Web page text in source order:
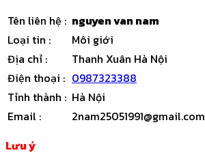
Tên liên hệ : nguyen van nam
Loại tin :
Môi giới
Địa chỉ :
Thanh Xuân Hà Nội
Điện thoại : 0987323388
Tỉnh thành : Hà Nội
Email :
2nam25051991@gmail.com
Lưu ý